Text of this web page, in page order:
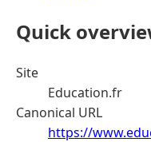
Quick
Site
Education.fr
Canonical URL
https://